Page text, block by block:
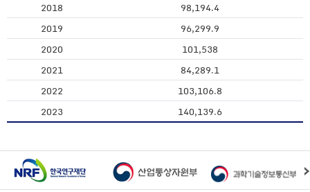
2018
98,194.4
2019
96,299.9
2020
101,538
2021
84,289.1
2022
103,106.8
2023
140,139.6